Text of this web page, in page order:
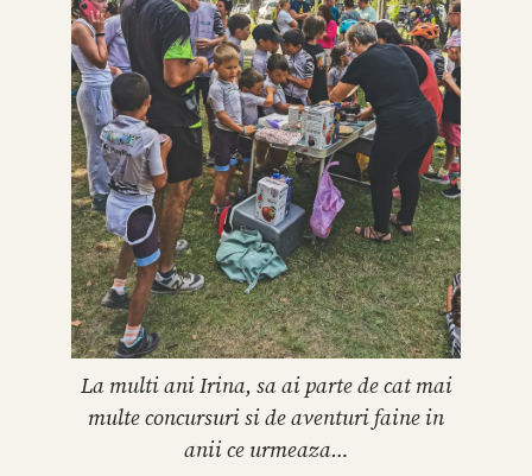
La multi ani Irina, sa ai parte de cat mai
multe concursuri si de aventuri faine in
anii ce urmeaza…